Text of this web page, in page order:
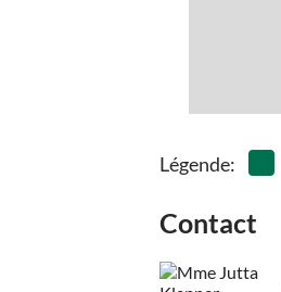
Légende:
Contact